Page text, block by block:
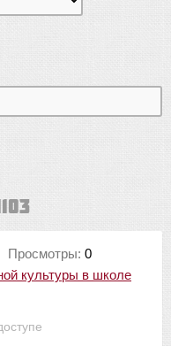
Просмотры: 0
культуры в школе